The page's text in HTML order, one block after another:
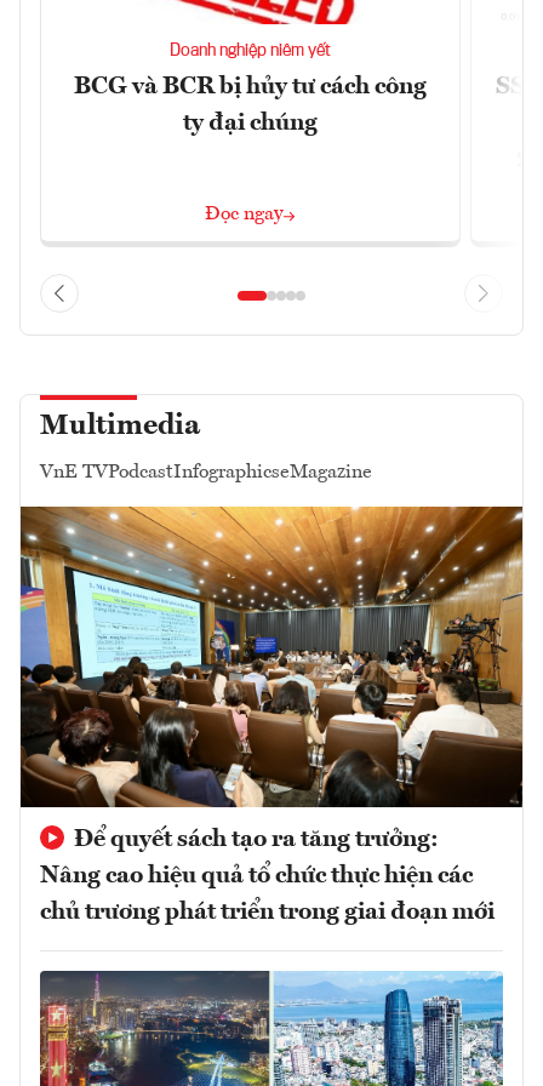
Doanh nghiệp niêm yết
BCG và BCR bị hủy tư cách công
ty đại chúng
Đọc ngay
SSI
Multimedia
VnE TVPodcastInfographicseMagazine
Để quyết sách tạo ra tăng trưởng:
Nâng cao hiệu quả tổ chức thực hiện các
chủ trương phát triển trong giai đoạn mới